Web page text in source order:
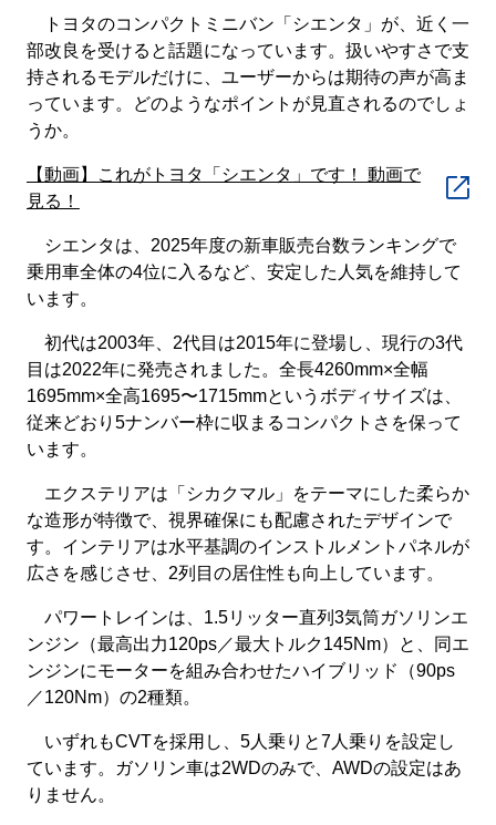
トヨタのコンパクトミニバン「シエンタ」が、近く一
部改良を受けると話題になっています。扱いやすさで支
持されるモデルだけに、ユーザーからは期待の声が高ま
っています。どのようなポイントが見直されるのでしょ
うか。
【動画】これがトヨタ「シエンタ」です！ 動画で
見る！
シエンタは、2025年度の新車販売台数ランキングで
乗用車全体の4位に入るなど、安定した人気を維持して
います。
初代は2003年、2代目は2015年に登場し、現行の3代
目は2022年に発売されました。全長4260mm×全幅
1695mm×全高1695〜1715mmというボディサイズは、
従来どおり5ナンバー枠に収まるコンパクトさを保って
います。
エクステリアは「シカクマル」をテーマにした柔らか
な造形が特徴で、視界確保にも配慮されたデザインで
す。インテリアは水平基調のインストルメントパネルが
広さを感じさせ、2列目の居住性も向上しています。
パワートレインは、1.5リッター直列3気筒ガソリンエ
ンジン（最高出力120ps／最大トルク145Nm）と、同エ
ンジンにモーターを組み合わせたハイブリッド（90ps
／120Nm）の2種類。
いずれもCVTを採用し、5人乗りと7人乗りを設定し
ています。ガソリン車は2WDのみで、AWDの設定はあ
りません。